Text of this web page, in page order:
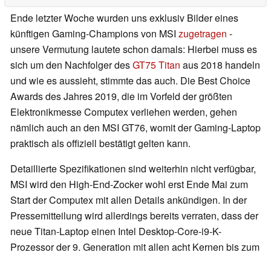
Ende letzter Woche wurden uns exklusiv Bilder eines
künftigen Gaming-Champions von MSI zugetragen -
unsere Vermutung lautete schon damals: Hierbei muss es
sich um den Nachfolger desGT75 Titan aus 2018 handeln
und wie es aussieht, stimmte das auch. Die Best Choice
Awards des Jahres 2019, die im Vorfeld der größten
Elektronikmesse Computex verliehen werden, gehen
nämlich auch an den MSI GT76, womit der Gaming-Laptop
praktisch als offiziell bestätigt gelten kann.
Detaillierte Spezifikationen sind weiterhin nicht verfügbar,
MSI wird den High-End-Zocker wohl erst Ende Mai zum
Start der Computex mit allen Details ankündigen. In der
Pressemitteilung wird allerdings bereits verraten, dass der
neue Titan-Laptop einen Intel Desktop-Core-i9-K-
Prozessor der 9. Generation mit allen acht Kernen bis zum